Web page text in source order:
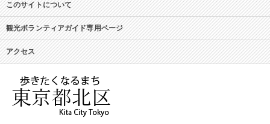
このサイトについて
観光ボランティアガイド専用ページ
アクセス